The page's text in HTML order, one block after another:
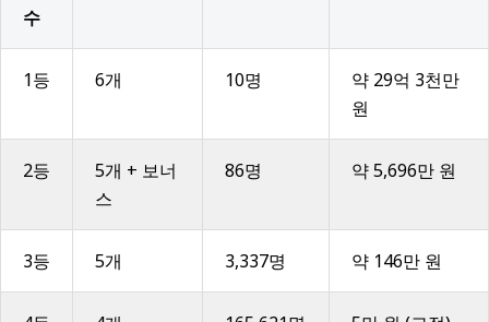
수
1등 6개 10명
약 29억 3천만
원
2등
5개 + 보너
스
86명 약 5,696만 원
3등 5개 3,337명 약 146만 원